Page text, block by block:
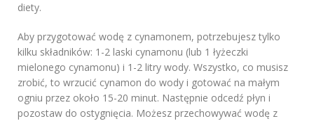
diety.
Aby przygotować wodę z cynamonem, potrzebujesz tylko
kilku składników: 1-2 laski cynamonu (lub 1 łyżeczki
mielonego cynamonu) i 1-2 litry wody. Wszystko, co musisz
zrobić, to wrzucić cynamon do wody i gotować na małym
ogniu przez około 15-20 minut. Następnie odcedź płyn i
pozostaw do ostygnięcia. Możesz przechowywać wodę z